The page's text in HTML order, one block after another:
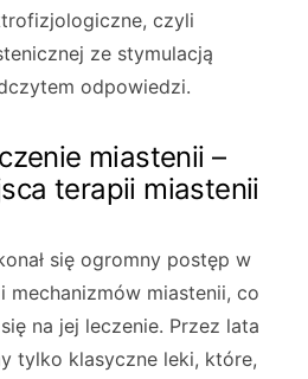
czyli
ze stymulacją
odpowiedzi.
miastenii –
terapii miastenii
się ogromny postęp w
mechanizmów miastenii, co
na jej leczenie. Przez lata
tylko klasyczne leki, które,